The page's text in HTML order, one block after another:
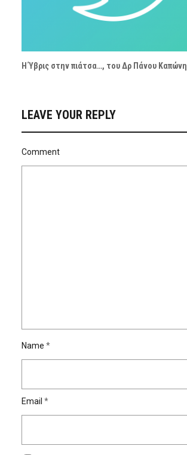
Η Ύβρις στην πιάτσα…, του Δρ Πάνου Καπώνη
LEAVE YOUR REPLY
Comment
Name *
Email *